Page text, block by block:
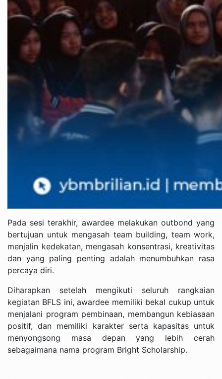
Pada sesi terakhir, awardee melakukan outbond yang
bertujuan untuk mengasah team building, team work,
menjalin kedekatan, mengasah konsentrasi, kreativitas
dan yang paling penting adalah menumbuhkan rasa
percaya diri.
Diharapkan setelah mengikuti seluruh rangkaian
kegiatan BFLS ini, awardee memiliki bekal cukup untuk
menjalani program pembinaan, membangun kebiasaan
positif, dan memiliki karakter serta kapasitas untuk
menyongsong masa depan yang lebih cerah
sebagaimana nama program Bright Scholarship.